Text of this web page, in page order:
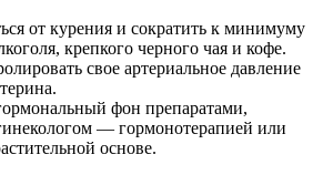
от курения и сократить к минимуму
крепкого черного чая и кофе.
свое артериальное давление
фон препаратами,
— гормонотерапией или
основе.